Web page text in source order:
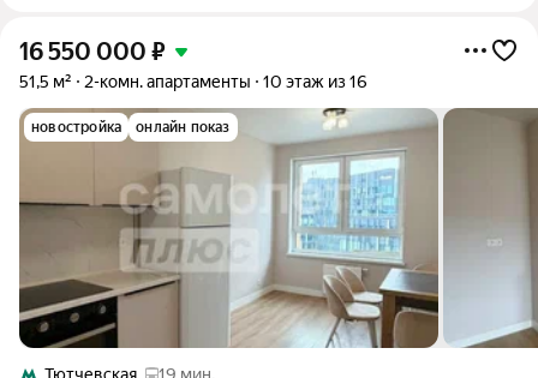
16 550 000 ₽
51,5 м² 2-комн. апартаменты 10 этаж из 16
новостройка онлайн показ